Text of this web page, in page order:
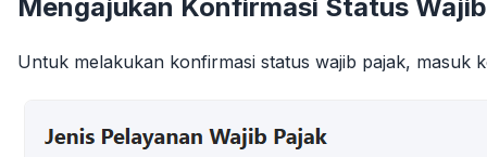
Mengajukan Konfirmasi Status
Untuk melakukan konfirmasi status wajib pajak, masuk